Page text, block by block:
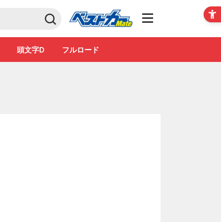
Club
頭文字D フルロード